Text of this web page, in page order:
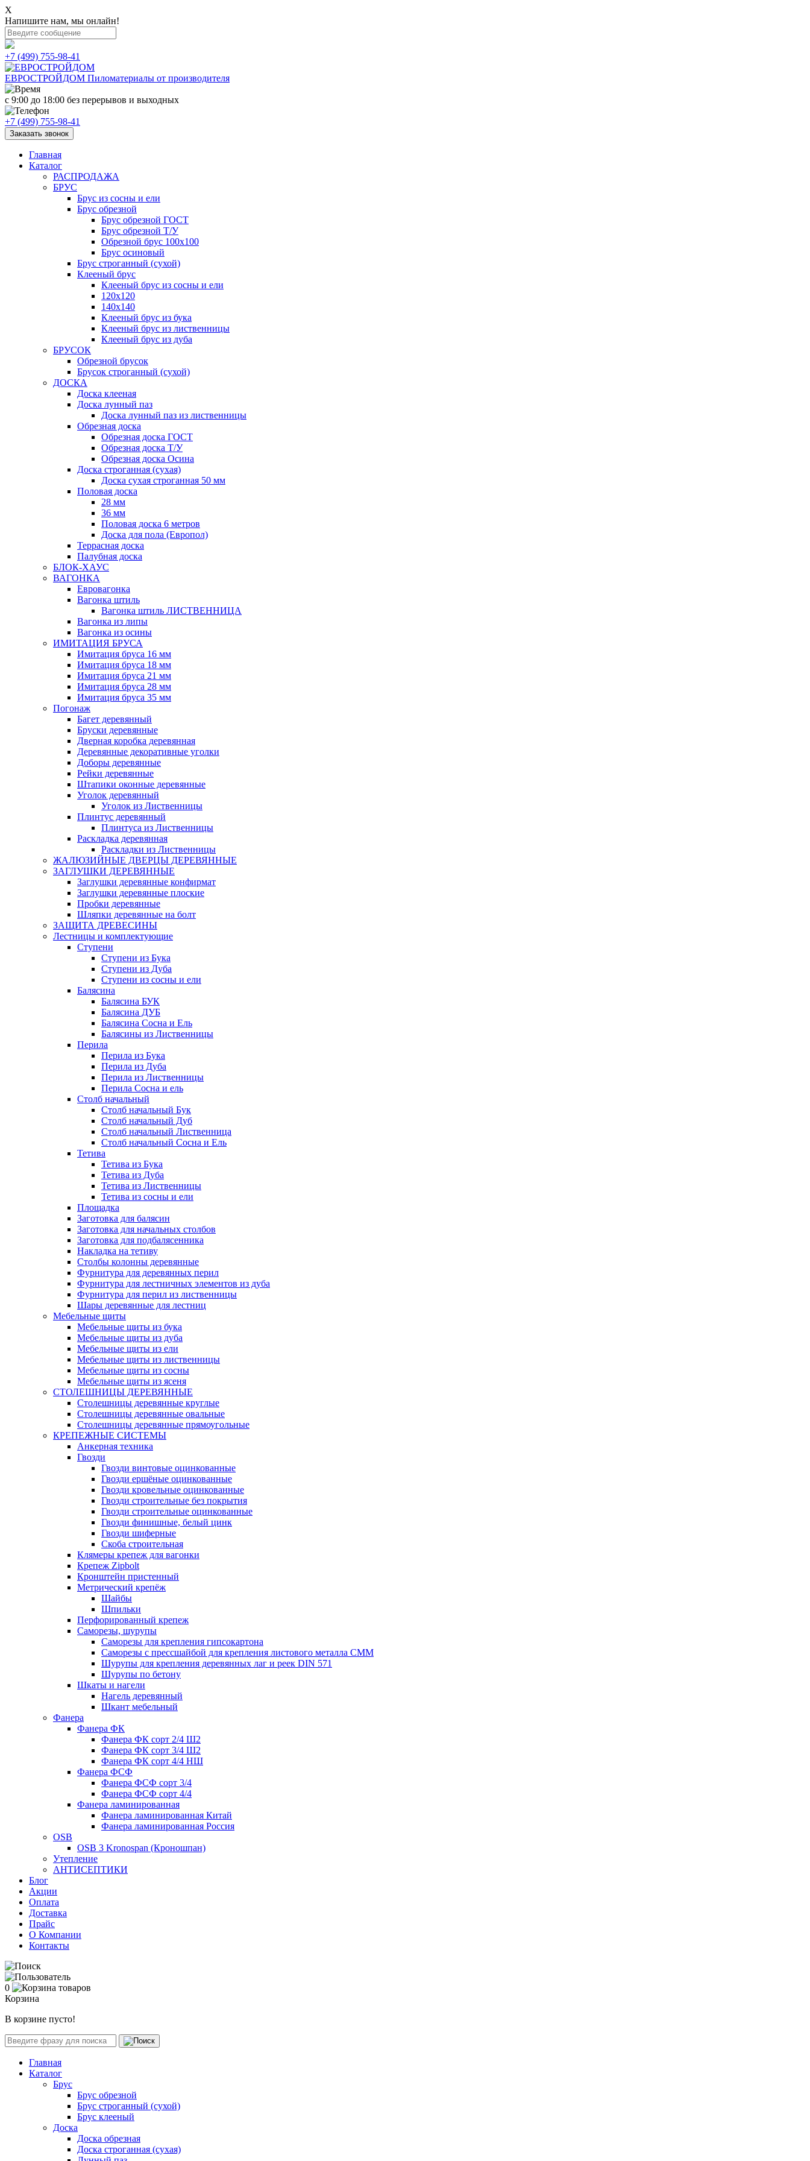
X
Напишите нам, мы онлайн!
+7 (499) 755-98-41
ЕВРОСТРОЙДОМ Пиломатериалы от производителя
с 9:00 до 18:00 без перерывов и выходных
+7 (499) 755-98-41
Заказать звонок
Главная
Каталог
РАСПРОДАЖА
БРУС
Брус из сосны и ели
Брус обрезной
Брус обрезной ГОСТ
Брус обрезной Т/У
Обрезной брус 100х100
Брус осиновый
Брус строганный (сухой)
Клееный брус
Клееный брус из сосны и ели
120х120
140х140
Клееный брус из бука
Клееный брус из лиственницы
Клееный брус из дуба
БРУСОК
Обрезной брусок
Брусок строганный (сухой)
ДОСКА
Доска клееная
Доска лунный паз
Доска лунный паз из лиственницы
Обрезная доска
Обрезная доска ГОСТ
Обрезная доска Т/У
Обрезная доска Осина
Доска строганная (сухая)
Доска сухая строганная 50 мм
Половая доска
28 мм
36 мм
Половая доска 6 метров
Доска для пола (Европол)
Террасная доска
Палубная доска
БЛОК-ХАУС
ВАГОНКА
Евровагонка
Вагонка штиль
Вагонка штиль ЛИСТВЕННИЦА
Вагонка из липы
Вагонка из осины
ИМИТАЦИЯ БРУСА
Имитация бруса 16 мм
Имитация бруса 18 мм
Имитация бруса 21 мм
Имитация бруса 28 мм
Имитация бруса 35 мм
Погонаж
Багет деревянный
Бруски деревянные
Дверная коробка деревянная
Деревянные декоративные уголки
Доборы деревянные
Рейки деревянные
Штапики оконные деревянные
Уголок деревянный
Уголок из Лиственницы
Плинтус деревянный
Плинтуса из Лиственницы
Раскладка деревянная
Раскладки из Лиственницы
ЖАЛЮЗИЙНЫЕ ДВЕРЦЫ ДЕРЕВЯННЫЕ
ЗАГЛУШКИ ДЕРЕВЯННЫЕ
Заглушки деревянные конфирмат
Заглушки деревянные плоские
Пробки деревянные
Шляпки деревянные на болт
ЗАЩИТА ДРЕВЕСИНЫ
Лестницы и комплектующие
Ступени
Ступени из Бука
Ступени из Дуба
Ступени из сосны и ели
Балясина
Балясина БУК
Балясина ДУБ
Балясина Сосна и Ель
Балясины из Лиственницы
Перила
Перила из Бука
Перила из Дуба
Перила из Лиственницы
Перила Сосна и ель
Столб начальный
Столб начальный Бук
Столб начальный Дуб
Столб начальный Лиственница
Столб начальный Сосна и Ель
Тетива
Тетива из Бука
Тетива из Дуба
Тетива из Лиственницы
Тетива из сосны и ели
Площадка
Заготовка для балясин
Заготовка для начальных столбов
Заготовка для подбалясенника
Накладка на тетиву
Столбы колонны деревянные
Фурнитура для деревянных перил
Фурнитура для лестничных элементов из дуба
Фурнитура для перил из лиственницы
Шары деревянные для лестниц
Мебельные щиты
Мебельные щиты из бука
Мебельные щиты из дуба
Мебельные щиты из ели
Мебельные щиты из лиственницы
Мебельные щиты из сосны
Мебельные щиты из ясеня
СТОЛЕШНИЦЫ ДЕРЕВЯННЫЕ
Столешницы деревянные круглые
Столешницы деревянные овальные
Столешницы деревянные прямоугольные
КРЕПЕЖНЫЕ СИСТЕМЫ
Анкерная техника
Гвозди
Гвозди винтовые оцинкованные
Гвозди ершёные оцинкованные
Гвозди кровельные оцинкованные
Гвозди строительные без покрытия
Гвозди строительные оцинкованные
Гвозди финишные, белый цинк
Гвозди шиферные
Скоба строительная
Клямеры крепеж для вагонки
Крепеж Zipbolt
Кронштейн пристенный
Метрический крепёж
Шайбы
Шпильки
Перфорированный крепеж
Саморезы, шурупы
Саморезы для крепления гипсокартона
Саморезы с прессшайбой для крепления листового металла СММ
Шурупы для крепления деревянных лаг и реек DIN 571
Шурупы по бетону
Шкаты и нагели
Нагель деревянный
Шкант мебельный
Фанера
Фанера ФК
Фанера ФК сорт 2/4 Ш2
Фанера ФК сорт 3/4 Ш2
Фанера ФК сорт 4/4 НШ
Фанера ФСФ
Фанера ФСФ сорт 3/4
Фанера ФСФ сорт 4/4
Фанера ламинированная
Фанера ламинированная Китай
Фанера ламинированная Россия
OSB
OSB 3 Kronospan (Кроношпан)
Утепление
АНТИСЕПТИКИ
Блог
Акции
Оплата
Доставка
Прайс
О Компании
Контакты
0
Корзина
В корзине пусто!
Главная
Каталог
Брус
Брус обрезной
Брус строганный (сухой)
Брус клееный
Доска
Доска обрезная
Доска строганная (сухая)